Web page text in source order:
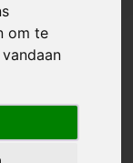
om te